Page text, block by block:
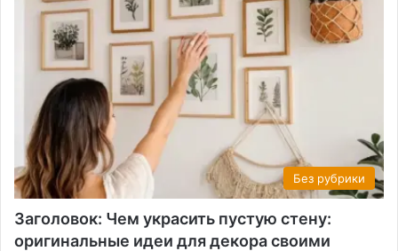
Без рубрики
Заголовок: Чем украсить пустую стену:
оригинальные идеи для декора своими